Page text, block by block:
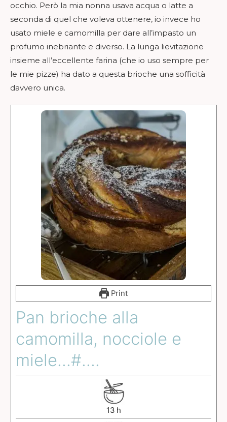
occhio. Però la mia nonna usava acqua o latte a
seconda di quel che voleva ottenere, io invece ho
usato miele e camomilla per dare all’impasto un
profumo inebriante e diverso. La lunga lievitazione
insieme all’eccellente farina (che io uso sempre per
le mie pizze) ha dato a questa brioche una sofficità
davvero unica.
Print
Pan brioche alla
camomilla, nocciole e
miele...#....
13 h